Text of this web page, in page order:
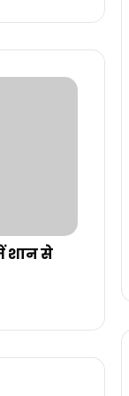
शान से